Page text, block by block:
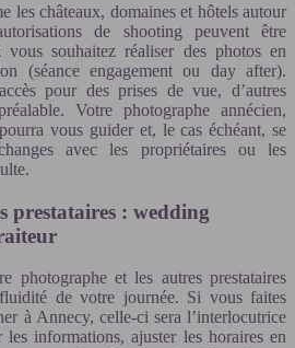
les châteaux, domaines et hôtels autour
de shooting peuvent être
vous souhaitez réaliser des photos en
(séance engagement ou day after).
pour des prises de vue, d’autres
Votre photographe annécien,
vous guider et, le cas échéant, se
avec les propriétaires ou les
prestataires : wedding
photographe et les autres prestataires
de votre journée. Si vous faites
à Annecy, celle-ci sera l’interlocutrice
informations, ajuster les horaires en